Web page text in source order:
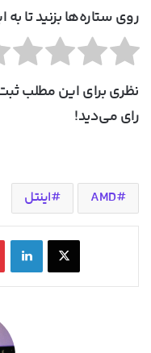
روی ستاره‌ها بزنید تا به
نظری برای این مطلب
رای می‌دید!
AMD اینتل
X